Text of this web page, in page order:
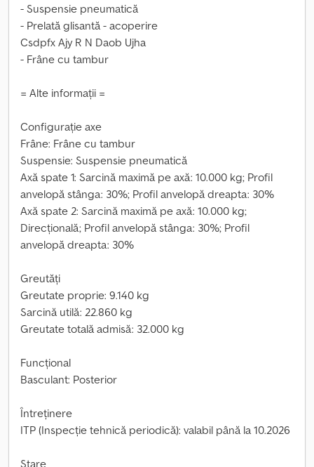
- Suspensie pneumatică
- Prelată glisantă - acoperire
Csdpfx Ajy R N Daob Ujha
- Frâne cu tambur
= Alte informații =
Configurație axe
Frâne: Frâne cu tambur
Suspensie: Suspensie pneumatică
Axă spate 1: Sarcină maximă pe axă: 10.000 kg; Profil
anvelopă stânga: 30%; Profil anvelopă dreapta: 30%
Axă spate 2: Sarcină maximă pe axă: 10.000 kg;
Direcțională; Profil anvelopă stânga: 30%; Profil
anvelopă dreapta: 30%
Greutăți
Greutate proprie: 9.140 kg
Sarcină utilă: 22.860 kg
Greutate totală admisă: 32.000 kg
Funcțional
Basculant: Posterior
Întreținere
ITP (Inspecție tehnică periodică): valabil până la 10.2026
Stare